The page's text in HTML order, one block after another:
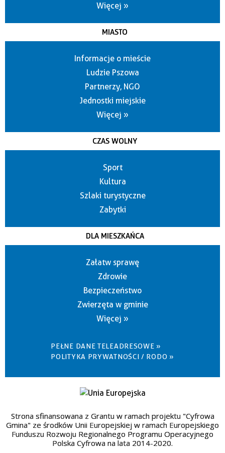
Więcej »
MIASTO
Informacje o mieście
Ludzie Pszowa
Partnerzy, NGO
Jednostki miejskie
Więcej »
CZAS WOLNY
Sport
Kultura
Szlaki turystyczne
Zabytki
DLA MIESZKAŃCA
Załatw sprawę
Zdrowie
Bezpieczeństwo
Zwierzęta w gminie
Więcej »
PEŁNE DANE TELEADRESOWE »
POLITYKA PRYWATNOŚCI / RODO »
Strona sfinansowana z Grantu w ramach projektu "Cyfrowa
Gmina" ze środków Unii Europejskiej w ramach Europejskiego
Funduszu Rozwoju Regionalnego Programu Operacyjnego
Polska Cyfrowa na lata 2014-2020.